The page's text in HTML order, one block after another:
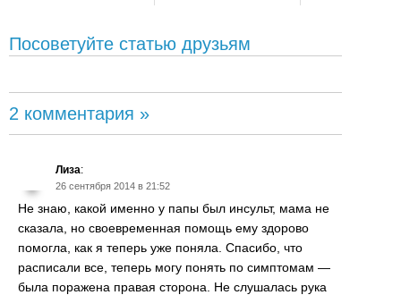
Посоветуйте статью друзьям
2 комментария »
Лиза:
26 сентября 2014 в 21:52
Не знаю, какой именно у папы был инсульт, мама не
сказала, но своевременная помощь ему здорово
помогла, как я теперь уже поняла. Спасибо, что
расписали все, теперь могу понять по симптомам —
была поражена правая сторона. Не слушалась рука